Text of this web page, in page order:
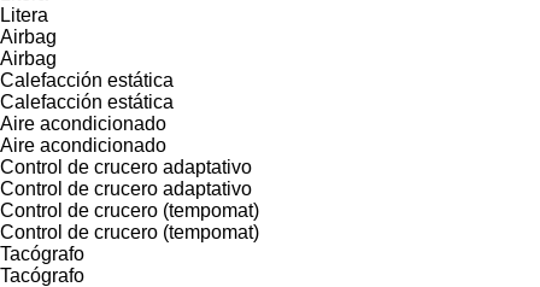
Litera
Airbag
Airbag
Calefacción estática
Calefacción estática
Aire acondicionado
Aire acondicionado
Control de crucero adaptativo
Control de crucero adaptativo
Control de crucero (tempomat)
Control de crucero (tempomat)
Tacógrafo
Tacógrafo